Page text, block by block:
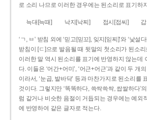
로 소리 나므로 이러한 경우에는 된소리로 표기하
늑대[늑때] 낙지[낙찌] 접시[접씨]
‘ㄱ, ㅂ’ 받침 외에 ‘믿고[믿꼬], 잊지[읻찌]’와 ‘낯설
받침이 [ㄷ]으로 발음될 때 뒷말의 첫소리가 된소
이러한 말 역시 된소리를 표기에 반영하지 않는데
다. 이들은 ‘어간+어미’, ‘어근+어근’과 같이 두 개
이라서, ‘눈곱, 발바닥’ 등과 마찬가지로 된소리를
것이다. 그렇지만 ‘똑똑하다, 쓱싹쓱싹, 쌉쌀하다’의
럼 같거나 비슷한 음절이 거듭되는 경우에는 예외
에 반영하여 같은 글자로 적는다.